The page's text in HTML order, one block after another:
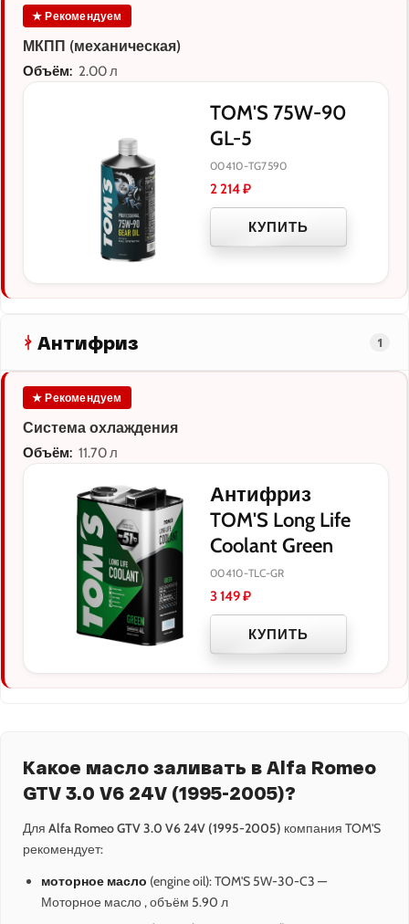
★ Рекомендуем
МКПП (механическая)
Объём: 2.00 л
TOM'S 75W-90
GL-5
00410-TG7590
2 214₽
КУПИТЬ
Антифриз 1
★ Рекомендуем
Система охлаждения
Объём: 11.70 л
Антифриз
TOM'S Long Life
Coolant Green
00410-TLC-GR
3 149₽
КУПИТЬ
Какое масло заливать в Alfa Romeo
GTV 3.0 V6 24V (1995-2005)?
Для Alfa Romeo GTV 3.0 V6 24V (1995-2005) компания TOM'S
рекомендует:
моторное масло (engine oil): TOM'S 5W-30-C3 —
Моторное масло , объём 5.90 л